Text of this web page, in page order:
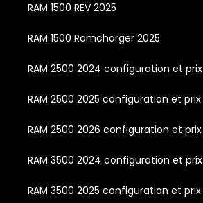
RAM 1500 REV 2025
RAM 1500 Ramcharger 2025
RAM 2500 2024 configuration et prix
RAM 2500 2025 configuration et prix
RAM 2500 2026 configuration et prix
RAM 3500 2024 configuration et prix
RAM 3500 2025 configuration et prix